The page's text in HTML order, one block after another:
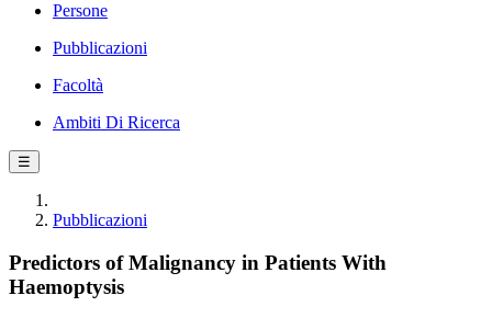
Persone
Pubblicazioni
Facoltà
Ambiti Di Ricerca
☰
Pubblicazioni
Predictors of Malignancy in Patients With
Haemoptysis